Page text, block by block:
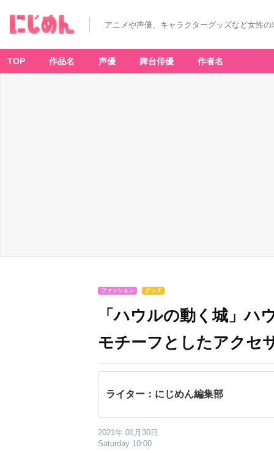
アニメや声優、キャラクターグッズなど女性
TOP 作品名 声優 舞台俳優 作者名
ファッション グッズ
「ハウルの動く城」
モチーフとしたアクセ
ライター：にじめん編集部
2021年 01月30日
Saturday 10:00